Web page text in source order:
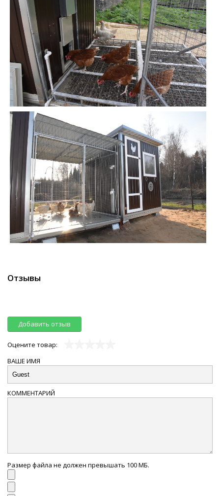
Отзывы
Добавить отзыв
Оцените товар:
ВАШЕ ИМЯ
КОММЕНТАРИЙ
Размер файла не должен превышать 100 МБ.